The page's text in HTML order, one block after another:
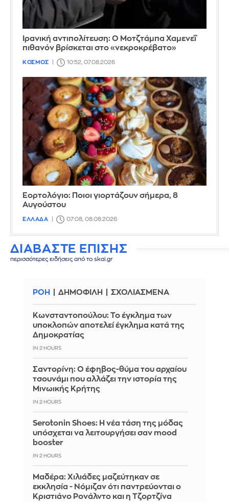
Ιρανική αντιπολίτευση: Ο Μοτζτάμπα Χαμενεΐ
πιθανόν βρίσκεται στο «νεκροκρέβατο»
ΚΟΣΜΟΣ 10:52, 07.08.2026
Εορτολόγιο: Ποιοι γιορτάζουν σήμερα, 8
Αυγούστου
ΕΛΛΑΔΑ 07:08, 08.08.2026
ΔΙΑΒΑΣΤΕ ΕΠΙΣΗΣ
περισσότερες ειδήσεις από το skai.gr
ΡΟΗ ΔΗΜΟΦΙΛΗ ΣΧΟΛΙΑΣΜΕΝΑ
Κωνσταντοπούλου: Το έγκλημα των
υποκλοπών αποτελεί έγκλημα κατά της
Δημοκρατίας
IN 2 HOURS
Σαντορίνη: Ο έφηβος-θύμα του αρχαίου
τσουνάμι που αλλάζει την ιστορία της
Μινωικής Κρήτης
IN 2 HOURS
Serotonin Shoes: Η νέα τάση της μόδας
υπόσχεται να λειτουργήσει σαν mood
booster
IN 2 HOURS
Μαδέρα: Χιλιάδες μαζεύτηκαν σε
εκκλησία - Νόμιζαν ότι παντρεύονται ο
Κριστιάνο Ρονάλντο και η Τζορτζίνα